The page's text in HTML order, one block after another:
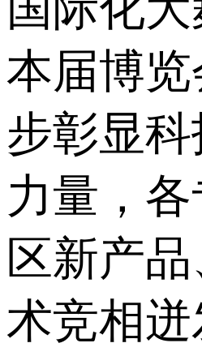
本届博
步彰显
力量，
区新产
术竞相